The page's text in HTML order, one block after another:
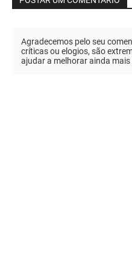
Agradecemos pelo seu
críticas ou elogios, são
ajudar a melhorar ainda